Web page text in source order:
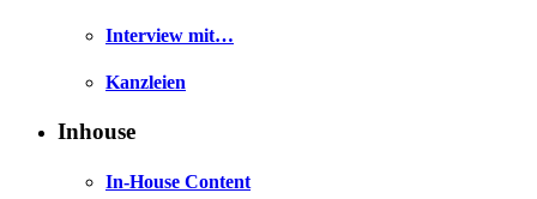
Interview mit…
Kanzleien
Inhouse
In-House Content